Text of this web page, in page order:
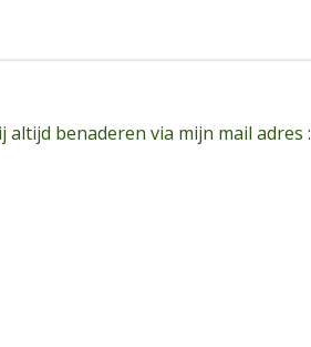
benaderen via mijn mail adres :